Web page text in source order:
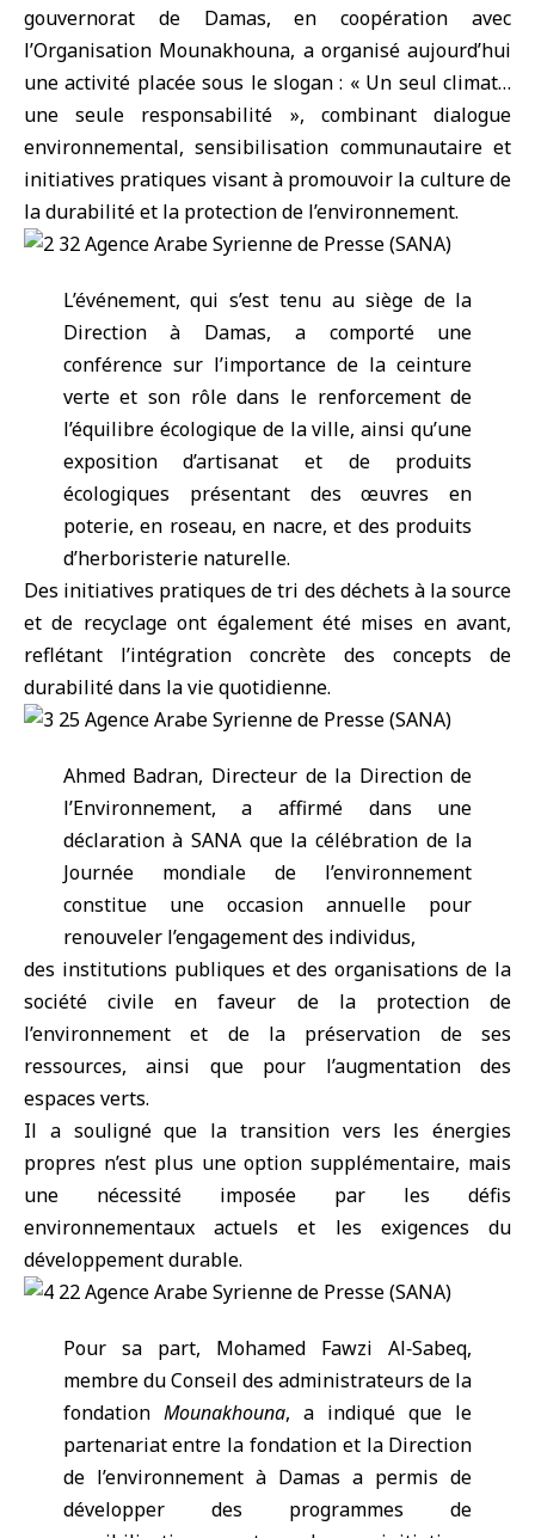
gouvernorat de Damas, en coopération avec
l’Organisation Mounakhouna, a organisé aujourd’hui
une activité placée sous le slogan : « Un seul climat…
une seule responsabilité », combinant dialogue
environnemental, sensibilisation communautaire et
initiatives pratiques visant à promouvoir la culture de
la durabilité et la protection de l’environnement.
L’événement, qui s’est tenu au siège de la
Direction à Damas, a comporté une
conférence sur l’importance de la ceinture
verte et son rôle dans le renforcement de
l’équilibre écologique de la ville, ainsi qu’une
exposition d’artisanat et de produits
écologiques présentant des œuvres en
poterie, en roseau, en nacre, et des produits
d’herboristerie naturelle.
Des initiatives pratiques de tri des déchets à la source
et de recyclage ont également été mises en avant,
reflétant l’intégration concrète des concepts de
durabilité dans la vie quotidienne.
Ahmed Badran, Directeur de la Direction de
l’Environnement, a affirmé dans une
déclaration à SANA que la célébration de la
Journée mondiale de l’environnement
constitue une occasion annuelle pour
renouveler l’engagement des individus,
des institutions publiques et des organisations de la
société civile en faveur de la protection de
l’environnement et de la préservation de ses
ressources, ainsi que pour l’augmentation des
espaces verts.
Il a souligné que la transition vers les énergies
propres n’est plus une option supplémentaire, mais
une nécessité imposée par les défis
environnementaux actuels et les exigences du
développement durable.
Pour sa part, Mohamed Fawzi Al‑Sabeq,
membre du Conseil des administrateurs de la
fondation Mounakhouna, a indiqué que le
partenariat entre la fondation et la Direction
de l’environnement à Damas a permis de
développer des programmes de